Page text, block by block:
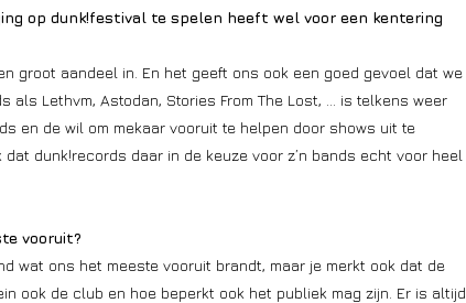
op dunk!festival te spelen heeft wel voor een kentering
groot aandeel in. En het geeft ons ook een goed gevoel dat we
als Lethvm, Astodan, Stories From The Lost, … is telkens weer
en de wil om mekaar vooruit te helpen door shows uit te
dunk!records daar in de keuze voor z’n bands echt voor heel
vooruit?
wat ons het meeste vooruit brandt, maar je merkt ook dat de
ook de club en hoe beperkt ook het publiek mag zijn. Er is altijd